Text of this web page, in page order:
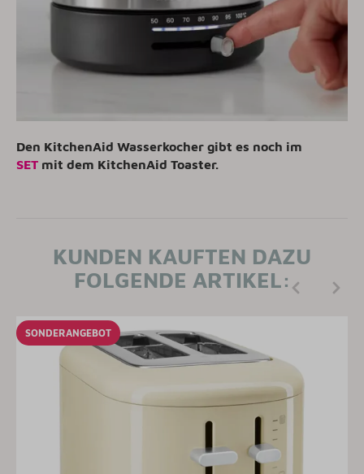
Den KitchenAid Wasserkocher gibt es noch im
SET mit dem KitchenAid Toaster.
KUNDEN KAUFTEN DAZU
FOLGENDE ARTIKEL:
SONDERANGEBOT